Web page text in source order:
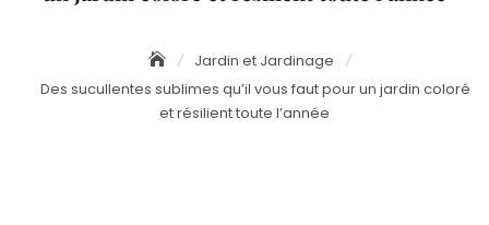
Jardin et Jardinage
Des sucullentes sublimes qu’il vous faut pour un jardin coloré
et résilient toute l’année